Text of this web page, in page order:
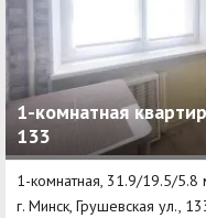
1-комнатная
133
1-комнатная, 31.9/19.5/5.8
г. Минск, Грушевская ул.,